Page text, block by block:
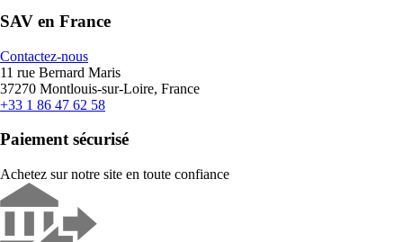
SAV en France
Contactez-nous
11 rue Bernard Maris
37270 Montlouis-sur-Loire, France
+33 1 86 47 62 58
Paiement sécurisé
Achetez sur notre site en toute confiance